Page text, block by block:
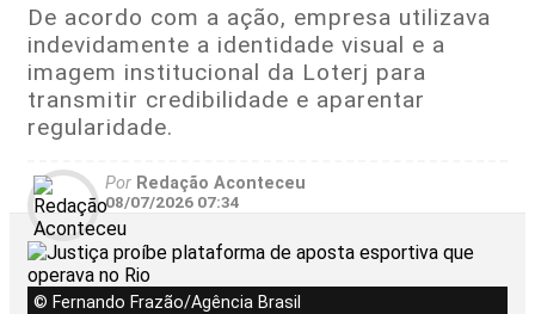
De acordo com a ação, empresa utilizava
indevidamente a identidade visual e a
imagem institucional da Loterj para
transmitir credibilidade e aparentar
regularidade.
Por Redação Aconteceu
08/07/2026 07:34
© Fernando Frazão/Agência Brasil